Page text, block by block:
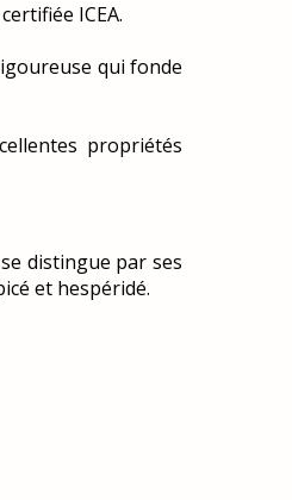
ICEA.
qui fonde
propriétés
distingue par ses
et hespéridé.